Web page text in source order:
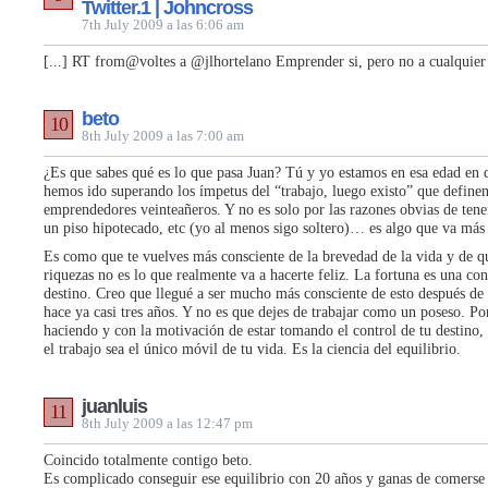
Twitter.1 | Johncross
7th July 2009 a las 6:06 am
[...] RT from@voltes a @jlhortelano Emprender si, pero no a
beto
8th July 2009 a las 7:00 am
10
¿Es que sabes qué es lo que pasa Juan? Tú y yo estamos en esa edad en
hemos ido superando los ímpetus del “trabajo, luego existo” que
emprendedores veinteañeros. Y no es solo por las razones obvias de
un piso hipotecado, etc (yo al menos sigo soltero)… es algo que va más
Es como que te vuelves más consciente de la brevedad de la vida y de
riquezas no es lo que realmente va a hacerte feliz. La fortuna es una
destino. Creo que llegué a ser mucho más consciente de esto después
hace ya casi tres años. Y no es que dejes de trabajar como un poseso.
haciendo y con la motivación de estar tomando el control de tu destino,
el trabajo sea el único móvil de tu vida. Es la ciencia del equilibrio.
juanluis
8th July 2009 a las 12:47 pm
11
Coincido totalmente contigo beto.
Es complicado conseguir ese equilibrio con 20 años y ganas de